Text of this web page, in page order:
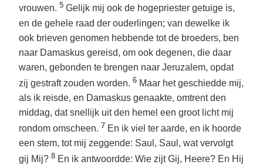
vrouwen. 5 Gelijk mij ook de hogepriester getuige is,
en de gehele raad der ouderlingen; van dewelke ik
ook brieven genomen hebbende tot de broeders, ben
naar Damaskus gereisd, om ook degenen, die daar
waren, gebonden te brengen naar Jeruzalem, opdat
zij gestraft zouden worden. 6 Maar het geschiedde mij,
als ik reisde, en Damaskus genaakte, omtrent den
middag, dat snellijk uit den hemel een groot licht mij
rondom omscheen. 7 En ik viel ter aarde, en ik hoorde
een stem, tot mij zeggende: Saul, Saul, wat vervolgt
gij Mij? 8 En ik antwoordde: Wie zijt Gij, Heere? En Hij